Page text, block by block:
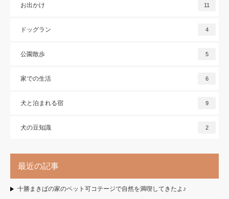
お出かけ 11
ドッグラン 4
公園散歩 5
家での生活 6
犬と泊まれる宿 9
犬の豆知識 2
最近の記事
十勝まきばの家のペット可コテージで自然を満喫してきたよ♪